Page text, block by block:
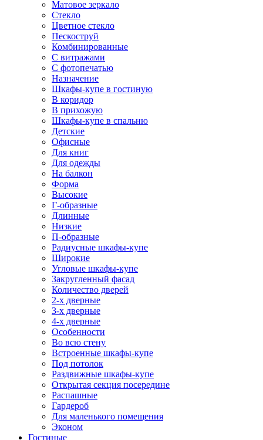
Матовое зеркало
Стекло
Цветное стекло
Пескоструй
Комбинированные
С витражами
С фотопечатью
Назначение
Шкафы-купе в гостиную
В коридор
В прихожую
Шкафы-купе в спальню
Детские
Офисные
Для книг
Для одежды
На балкон
Форма
Высокие
Г-образные
Длинные
Низкие
П-образные
Радиусные шкафы-купе
Широкие
Угловые шкафы-купе
Закругленный фасад
Количество дверей
2-х дверные
3-х дверные
4-х дверные
Особенности
Во всю стену
Встроенные шкафы-купе
Под потолок
Раздвижные шкафы-купе
Открытая секция посередине
Распашные
Гардероб
Для маленького помещения
Эконом
Гостиные